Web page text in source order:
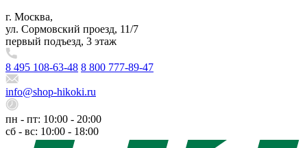
г. Москва,
ул. Сормовский проезд, 11/7
первый подъезд, 3 этаж
8 495 108-63-48 8 800 777-89-47
info@shop-hikoki.ru
пн - пт: 10:00 - 20:00
сб - вс: 10:00 - 18:00